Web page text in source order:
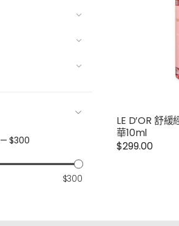
—$300
$300
LE D’OR 舒
華10ml
$299.00